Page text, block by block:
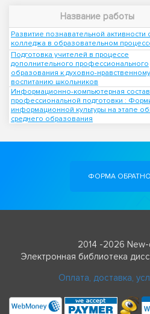
Название работы
Развитие познавательной активности
колледжа в образовательном
Подготовка учителей в процессе
дополнительного профессионального
образования к духовно-нравственному
воспитанию школьников
Информационно-компьютерная
профессиональной подготовки :
информационной культуры на этапе
среднего образования
ФОРМА
2014 -2026
Электронная библиотека
Оплата, доставка,